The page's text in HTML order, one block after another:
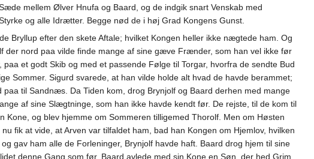
mellem Ølver Hnufa og Baard, og de indgik snart Venskab med
og alle Idrætter. Begge nød de i høj Grad Kongens Gunst.
Bryllup efter den skete Aftale; hvilket Kongen heller ikke nægtede ham. Og
der nord paa vilde finde mange af sine gæve Frænder, som han vel ikke før
et godt Skib og med et passende Følge til Torgar, hvorfra de sendte Bud
Sommer. Sigurd svarede, at han vilde holde alt hvad de havde berammet;
til Sandnæs. Da Tiden kom, drog Brynjolf og Baard derhen med mange
af sine Slægtninge, som han ikke havde kendt før. De rejste, til de kom til
og blev hjemme om Sommeren tilligemed Thorolf. Men om Høsten
fik at vide, at Arven var tilfaldet ham, bad han Kongen om Hjemlov, hvilken
gav ham alle de Forleninger, Brynjolf havde haft. Baard drog hjem til sine
denne Gang som før. Baard avlede med sin Kone en Søn, der hed Grim.